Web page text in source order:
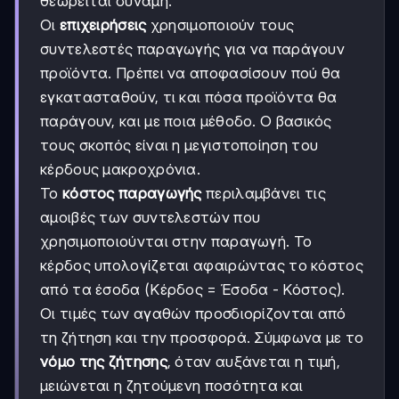
Οι επιχειρήσειςχρησιμοποιούν τους
συντελεστές παραγωγής για να παράγουν
προϊόντα. Πρέπει να αποφασίσουν πού θα
εγκατασταθούν, τι και πόσα προϊόντα θα
παράγουν, και με ποια μέθοδο. Ο βασικός
τους σκοπός είναι η μεγιστοποίηση του
κέρδους μακροχρόνια.
Το κόστος παραγωγήςπεριλαμβάνει τις
αμοιβές των συντελεστών που
χρησιμοποιούνται στην παραγωγή. Το
κέρδος υπολογίζεται αφαιρώντας το κόστος
από τα έσοδα (Κέρδος = Έσοδα - Κόστος).
Οι τιμές των αγαθών προσδιορίζονται από
τη ζήτηση και την προσφορά. Σύμφωνα με το
νόμο της ζήτησης, όταν αυξάνεται η τιμή,
μειώνεται η ζητούμενη ποσότητα και